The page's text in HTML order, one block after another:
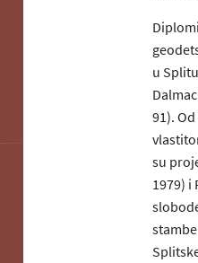
u
91).
su
1979) i